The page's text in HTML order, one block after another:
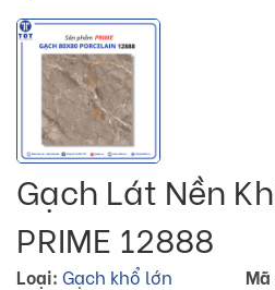
Gạch Lát Nền
PRIME 12888
Loại: Gạch khổ lớn